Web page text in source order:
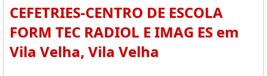
CEFETRIES-CENTRO DE ESCOLA
FORM TEC RADIOL E IMAG ES em
Vila Velha, Vila Velha